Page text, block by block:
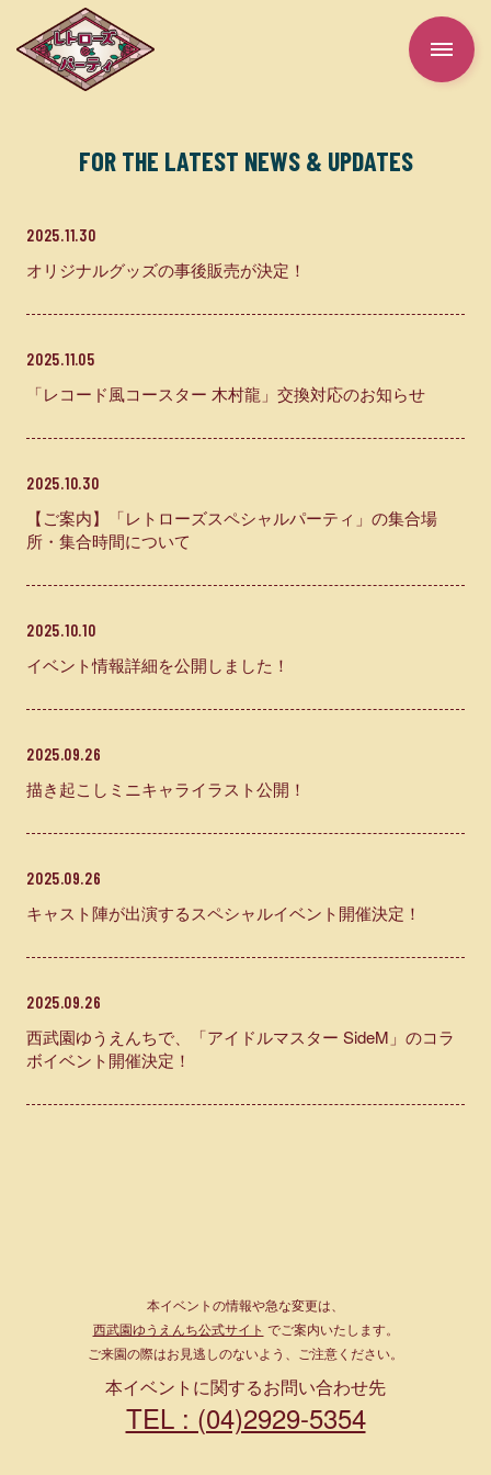
TICKET
GOODS
RALLY
CONTACT
FOR THE LATEST NEWS & UPDATES
2025.11.30
オリジナルグッズの事後販売が決定！
2025.11.05
「レコード風コースター 木村龍」交換対応のお知らせ
2025.10.30
【ご案内】「レトローズスペシャルパーティ」の集合場
所・集合時間について
2025.10.10
イベント情報詳細を公開しました！
2025.09.26
描き起こしミニキャライラスト公開！
2025.09.26
キャスト陣が出演するスペシャルイベント開催決定！
2025.09.26
西武園ゆうえんちで、「アイドルマスター SideM」のコラ
ボイベント開催決定！
本イベントの情報や急な変更は、
西武園ゆうえんち公式サイト でご案内いたします。
ご来園の際はお見逃しのないよう、ご注意ください。
本イベントに関するお問い合わせ先
TEL : (04)2929-5354